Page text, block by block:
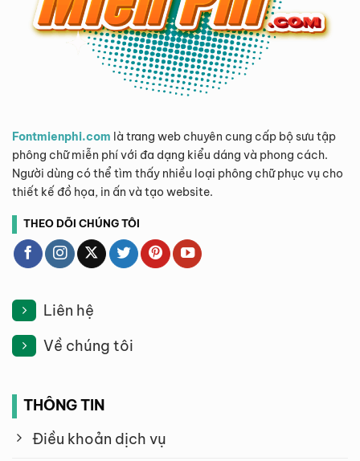
Fontmienphi.com là trang web chuyên cung cấp bộ sưu tập
phông chữ miễn phí với đa dạng kiểu dáng và phong cách.
Người dùng có thể tìm thấy nhiều loại phông chữ phục vụ cho
thiết kế đồ họa, in ấn và tạo website.
THEO DÕI CHÚNG TÔI
Liên hệ
Về chúng tôi
THÔNG TIN
Điều khoản dịch vụ